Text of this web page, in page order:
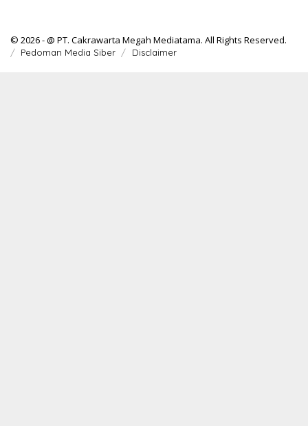
© 2026 - @ PT. Cakrawarta Megah Mediatama. All Rights Reserved.
Pedoman Media Siber Disclaimer